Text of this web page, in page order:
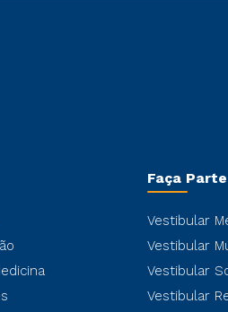
Faça Parte
Vestibular
Vestibular
Vestibular
Vestibular